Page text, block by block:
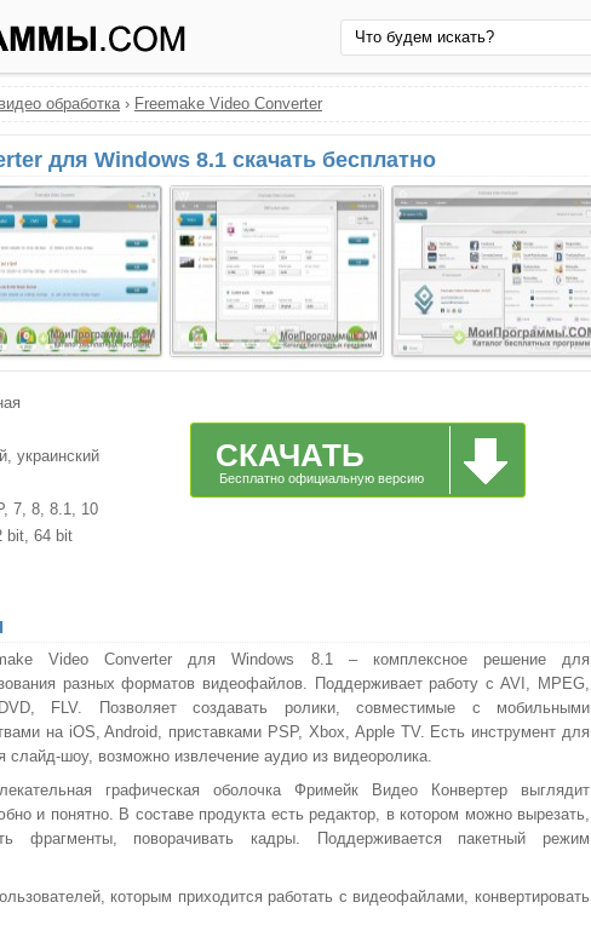
обработка› Freemake Video Converter
для Windows 8.1 скачать бесплатно
украинский
7, 8, 8.1, 10
bit, 64 bit
СКАЧАТЬ
Бесплатно официальную версию
Video Converter для Windows 8.1 – комплексное решение для
разных форматов видеофайлов. Поддерживает работу с AVI, MPEG,
FLV. Позволяет создавать ролики, совместимые с мобильными
на iOS, Android, приставками PSP, Xbox, Apple TV. Есть инструмент для
слайд-шоу, возможно извлечение аудио из видеоролика.
графическая оболочка Фримейк Видео Конвертер выглядит
и понятно. В составе продукта есть редактор, в котором можно вырезать,
фрагменты, поворачивать кадры. Поддерживается пакетный режим
которым приходится работать с видеофайлами, конвертировать